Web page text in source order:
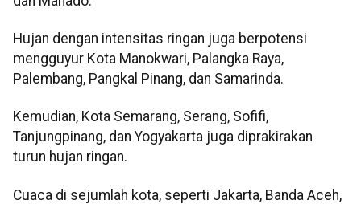
Hujan dengan intensitas ringan juga berpotensi
mengguyur Kota Manokwari, Palangka Raya,
Palembang, Pangkal Pinang, dan Samarinda.
Kemudian, Kota Semarang, Serang, Sofifi,
Tanjungpinang, dan Yogyakarta juga diprakirakan
turun hujan ringan.
Cuaca di sejumlah kota, seperti Jakarta, Banda Aceh,